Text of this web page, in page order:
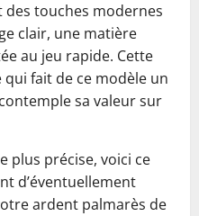
touches modernes
clair, une matière
au jeu rapide. Cette
qui fait de ce modèle un
sa valeur sur
plus précise, voici ce
d’éventuellement
ardent palmarès de